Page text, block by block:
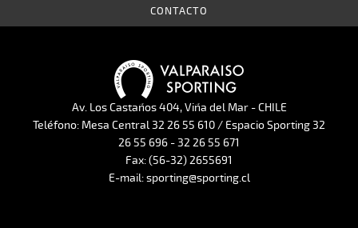
CONTACTO
Av. Los Castaños 404, Viña del Mar - CHILE
Teléfono: Mesa Central 32 26 55 610 / Espacio Sporting 32
26 55 696 - 32 26 55 671
Fax: (56-32) 2655691
E-mail: sporting@sporting.cl